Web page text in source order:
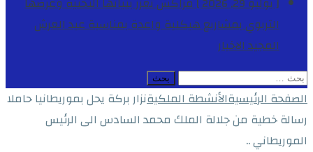
التربوي بمشاريع هيكلية واعدة بمناسبة عيد العرش
المجيدالاخبار
البحث
عن:
الصفحة الرئيسيةالأنشطة الملكيةنزار بركة يحل بموريطانيا حاملا
رسالة خطية من جلالة الملك محمد السادس الى الرئيس
الموريطاني ..